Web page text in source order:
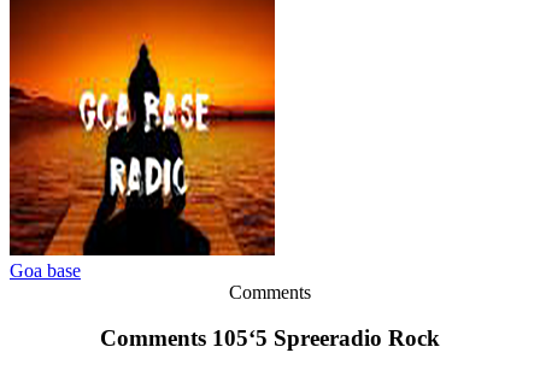
Goa base
Comments
Comments 105‘5 Spreeradio Rock